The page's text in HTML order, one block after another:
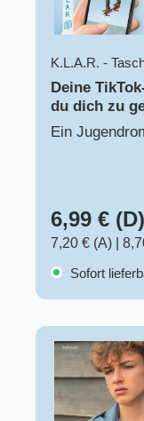
K.L.A.R. -
Deine
du dich zu
Ein
6,99 € (D)
7,20 € (A)
Sofort
Alter! Willst